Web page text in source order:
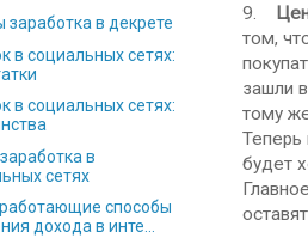
9.
том,
зашли
тому
Теперь
будет
заработка в декрете
в социальных сетях:
в социальных сетях:
в
сетях
способы
дохода в инте...